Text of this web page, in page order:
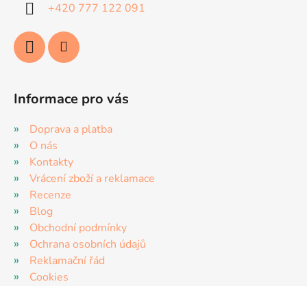
+420 777 122 091
Informace pro vás
Doprava a platba
O nás
Kontakty
Vrácení zboží a reklamace
Recenze
Blog
Obchodní podmínky
Ochrana osobních údajů
Reklamační řád
Cookies